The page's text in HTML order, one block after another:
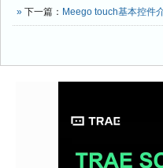
» 下一篇： Meego touch基本控件